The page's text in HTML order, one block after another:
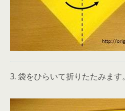
3. 袋をひらいて折りたたみます。